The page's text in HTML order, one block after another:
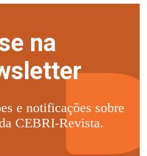
na
e notificações sobre
CEBRI-Revista.